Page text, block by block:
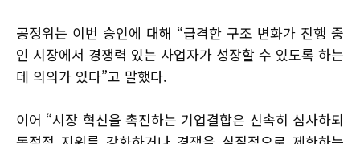
공정위는 이번 승인에 대해 “급격한 구조 변화가 진행 중
인 시장에서 경쟁력 있는 사업자가 성장할 수 있도록 하는
데 의의가 있다”고 말했다.
이어 “시장 혁신을 촉진하는 기업결합은 신속히 심사하되